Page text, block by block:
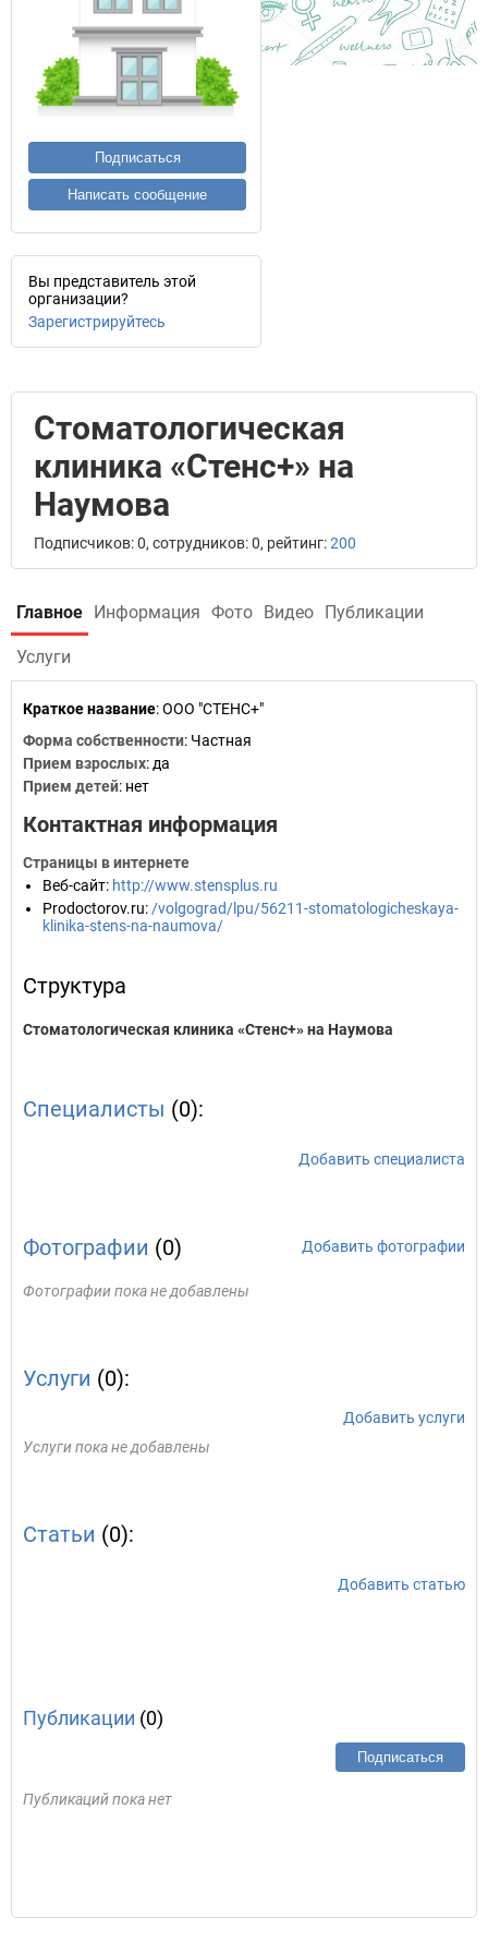
Подписаться
Написать сообщение
Вы представитель этой
организации?
Зарегистрируйтесь
Стоматологическая
клиника «Стенс+» на
Наумова
Подписчиков: 0, сотрудников: 0, рейтинг:200
Главное Информация Фото Видео Публикации
Услуги
Краткое название:ООО "СТЕНС+"
Форма собственности: Частная
Прием взрослых: да
Прием детей: нет
Контактная информация
Страницы в интернете
Веб-сайт: http://www.stensplus.ru
Prodoctorov.ru: /volgograd/lpu/56211-stomatologicheskaya-
klinika-stens-na-naumova/
Структура
Стоматологическая клиника «Стенс+» на Наумова
Специалисты (0):
Добавить специалиста
Фотографии (0) Добавить фотографии
Фотографии пока не добавлены
Услуги (0):
Добавить услуги
Услуги пока не добавлены
Статьи (0):
Добавить статью
Публикации (0)
Подписаться
Публикаций пока нет